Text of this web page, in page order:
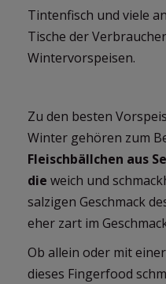
Tintenfisch und viele
Tische der
Wintervorspeisen.
Zu den besten
Winter gehören zum
Fleischbällchen aus
die weich und
salzigen Geschmack
eher zart im
Ob allein oder mit
dieses Fingerfood